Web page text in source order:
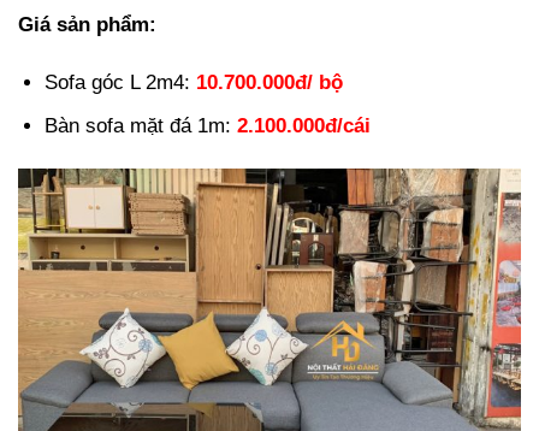
Giá sản phẩm:
Sofa góc L 2m4: 10.700.000đ/ bộ
Bàn sofa mặt đá 1m: 2.100.000đ/cái